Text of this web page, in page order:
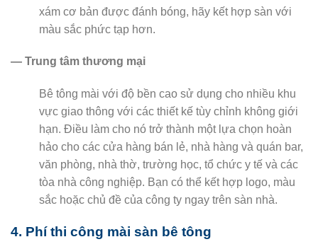
xám cơ bản được đánh bóng, hãy kết hợp sàn với
màu sắc phức tạp hơn.
— Trung tâm thương mại
Bê tông mài với độ bền cao sử dụng cho nhiều khu
vực giao thông với các thiết kế tùy chỉnh không giới
hạn. Điều làm cho nó trở thành một lựa chọn hoàn
hảo cho các cửa hàng bán lẻ, nhà hàng và quán bar,
văn phòng, nhà thờ, trường học, tổ chức y tế và các
tòa nhà công nghiệp. Bạn có thể kết hợp logo, màu
sắc hoặc chủ đề của công ty ngay trên sàn nhà.
4. Phí thi công mài sàn bê tông